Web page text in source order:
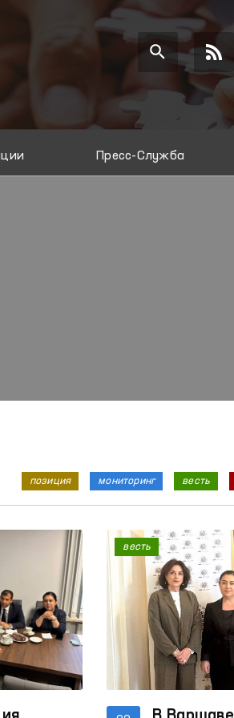
Пресс-Служба
позиция мониторинг весть
весть